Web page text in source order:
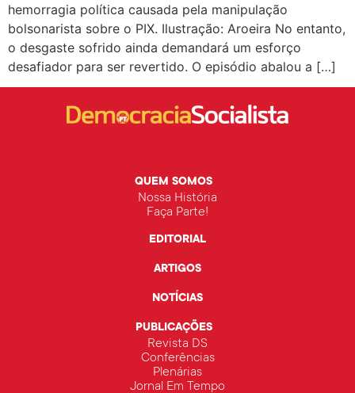
hemorragia política causada pela manipulação
bolsonarista sobre o PIX. Ilustração: Aroeira No entanto,
o desgaste sofrido ainda demandará um esforço
desafiador para ser revertido. O episódio abalou a […]
QUEM SOMOS
Nossa História
Faça Parte!
EDITORIAL
ARTIGOS
NOTÍCIAS
PUBLICAÇÕES
Revista DS
Conferências
Plenárias
Jornal Em Tempo